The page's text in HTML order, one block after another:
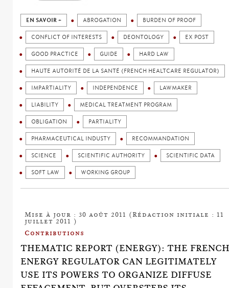
EN SAVOIR + ABROGATION BURDEN OF PROOF
CONFLICT OF INTERESTS DEONTOLOGY EX POST
GOOD PRACTICE GUIDE HARD LAW
HAUTE AUTORITÉ DE LA SANTÉ (FRENCH HEALTCARE REGULATOR)
IMPARTIALITY INDEPENDENCE LAWMAKER
LIABILITY MEDICAL TREATMENT PROGRAM
OBLIGATION PARTIALITY
PHARMACEUTICAL INDUSTY RECOMMANDATION
SCIENCE SCIENTIFIC AUTHORITY SCIENTIFIC DATA
SOFT LAW WORKING GROUP
Mise à jour : 30 août 2011 (Rédaction initiale : 11
juillet 2011 )
Contributions
THEMATIC REPORT (ENERGY): THE FRENCH
ENERGY REGULATOR CAN LEGITIMATELY
USE ITS POWERS TO ORGANIZE DIFFUSE